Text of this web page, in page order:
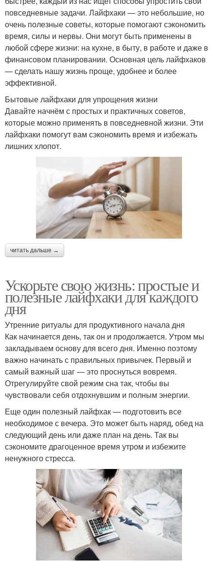
повседневные задачи. Лайфхаки — это небольшие, но
очень полезные советы, которые помогают сэкономить
время, силы и нервы. Они могут быть применены в
любой сфере жизни: на кухне, в быту, в работе и даже в
финансовом планировании. Основная цель лайфхаков
— сделать нашу жизнь проще, удобнее и более
эффективной.
Бытовые лайфхаки для упрощения жизни
Давайте начнём с простых и практичных советов,
которые можно применять в повседневной жизни. Эти
лайфхаки помогут вам сэкономить время и избежать
лишних хлопот.
читать дальше →
Ускорьте свою жизнь: простые и
полезные лайфхаки для каждого
дня
Утренние ритуалы для продуктивного начала дня
Как начинается день, так он и продолжается. Утром мы
закладываем основу для всего дня. Именно поэтому
важно начинать с правильных привычек. Первый и
самый важный шаг — это проснуться вовремя.
Отрегулируйте свой режим сна так, чтобы вы
чувствовали себя отдохнувшим и полным энергии.
Еще один полезный лайфхак — подготовить все
необходимое с вечера. Это может быть наряд, обед на
следующий день или даже план на день. Так вы
сэкономите драгоценное время утром и избежите
ненужного стресса.